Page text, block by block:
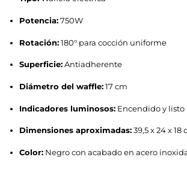
Potencia:750W
Rotación:180° para cocción uniforme
Superficie:Antiadherente
Diámetro del waffle:17 cm
Indicadores luminosos:Encendido y listo
Dimensiones aproximadas:39,5 x 24 x 18
Color:Negro con acabado en acero